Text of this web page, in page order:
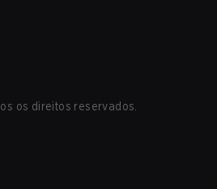
os direitos reservados.